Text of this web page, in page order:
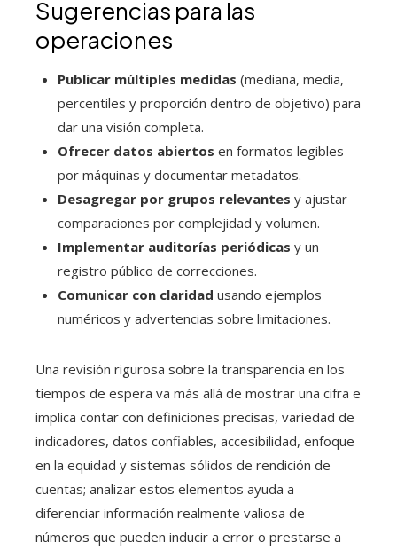
Sugerencias para las
operaciones
Publicar múltiples medidas (mediana, media,
percentiles y proporción dentro de objetivo) para
dar una visión completa.
Ofrecer datos abiertos en formatos legibles
por máquinas y documentar metadatos.
Desagregar por grupos relevantes y ajustar
comparaciones por complejidad y volumen.
Implementar auditorías periódicas y un
registro público de correcciones.
Comunicar con claridad usando ejemplos
numéricos y advertencias sobre limitaciones.
Una revisión rigurosa sobre la transparencia en los
tiempos de espera va más allá de mostrar una cifra e
implica contar con definiciones precisas, variedad de
indicadores, datos confiables, accesibilidad, enfoque
en la equidad y sistemas sólidos de rendición de
cuentas; analizar estos elementos ayuda a
diferenciar información realmente valiosa de
números que pueden inducir a error o prestarse a